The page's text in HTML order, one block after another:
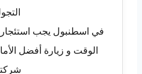
في اسطنبول يجب
الوقت و زيارة أفضل